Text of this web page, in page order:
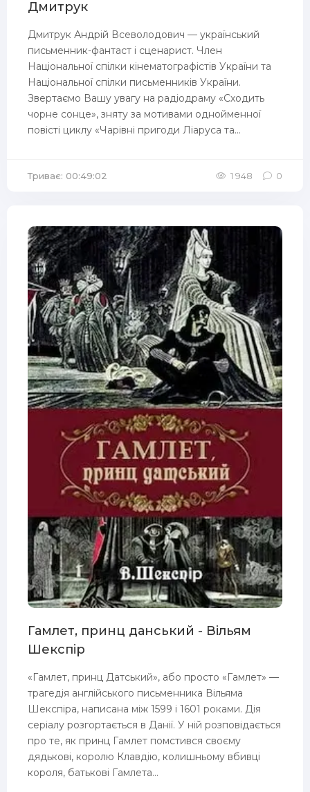
Дмитрук
Дмитрук Андрій Всеволодович — український
письменник-фантаст і сценарист. Член
Національної спілки кінематографістів України та
Національної спілки письменників України.
Звертаємо Вашу увагу на радіодраму «Сходить
чорне сонце», зняту за мотивами однойменної
повісті циклу «Чарівні пригоди Ліаруса та...
Триває: 00:49:02 1 948 0
Гамлет, принц данський - Вільям
Шекспір
«Гамлет, принц Датський», або просто «Гамлет» —
трагедія англійського письменника Вільяма
Шекспіра, написана між 1599 і 1601 роками. Дія
серіалу розгортається в Данії. У ній розповідається
про те, як принц Гамлет помстився своєму
дядькові, королю Клавдію, колишньому вбивці
короля, батькові Гамлета...